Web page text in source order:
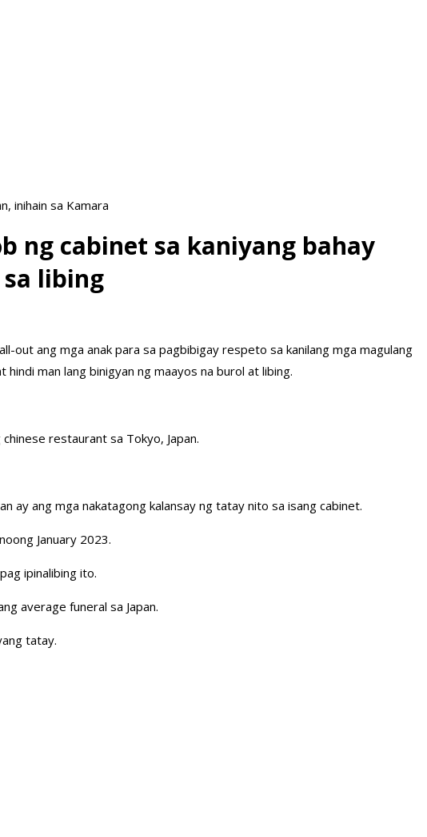
inihain sa Kamara
ng cabinet sa kaniyang bahay
libing
out ang mga anak para sa pagbibigay respeto sa kanilang mga magulang
man lang binigyan ng maayos na burol at libing.
restaurant sa Tokyo, Japan.
ay ang mga nakatagong kalansay ng tatay nito sa isang cabinet.
January 2023.
ipinalibing ito.
average funeral sa Japan.
tatay.